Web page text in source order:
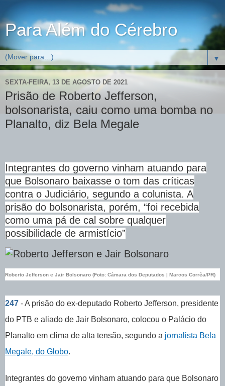
Para Além do Cérebro
▼
SEXTA-FEIRA, 13 DE AGOSTO DE 2021
Prisão de Roberto Jefferson,
bolsonarista, caiu como uma bomba no
Planalto, diz Bela Megale
Integrantes do governo vinham atuando para
que Bolsonaro baixasse o tom das críticas
contra o Judiciário, segundo a colunista. A
prisão do bolsonarista, porém, “foi recebida
como uma pá de cal sobre qualquer
possibilidade de armistício”
Roberto Jefferson e Jair Bolsonaro (Foto: Câmara dos Deputados | Marcos Corrêa/PR)
247 - A prisão do ex-deputado Roberto Jefferson, presidente
do PTB e aliado de Jair Bolsonaro, colocou o Palácio do
Planalto em clima de alta tensão, segundo a jornalista Bela
Megale, do Globo.
Integrantes do governo vinham atuando para que Bolsonaro